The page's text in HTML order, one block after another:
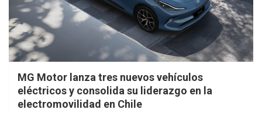
MG Motor lanza tres nuevos vehículos
eléctricos y consolida su liderazgo en la
electromovilidad en Chile